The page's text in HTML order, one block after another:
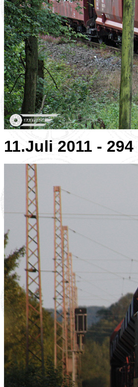
11.Juli 2011 -